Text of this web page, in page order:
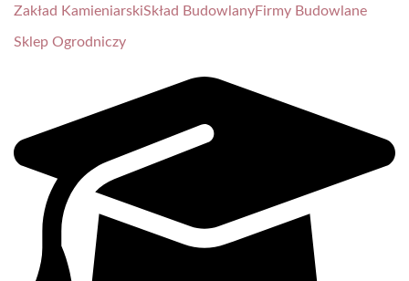
Zakład KamieniarskiSkład BudowlanyFirmy Budowlane
Sklep Ogrodniczy